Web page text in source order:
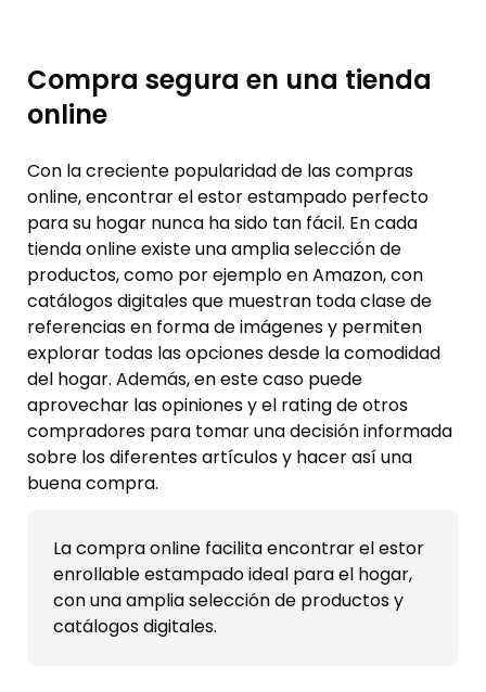
Compra segura en una tienda
online
Con la creciente popularidad de las compras
online, encontrar el estor estampado perfecto
para su hogar nunca ha sido tan fácil. En cada
tienda online existe una amplia selección de
productos, como por ejemplo en Amazon, con
catálogos digitales que muestran toda clase de
referencias en forma de imágenes y permiten
explorar todas las opciones desde la comodidad
del hogar. Además, en este caso puede
aprovechar las opiniones y el rating de otros
compradores para tomar una decisión informada
sobre los diferentes artículos y hacer así una
buena compra.
La compra online facilita encontrar el estor
enrollable estampado ideal para el hogar,
con una amplia selección de productos y
catálogos digitales.